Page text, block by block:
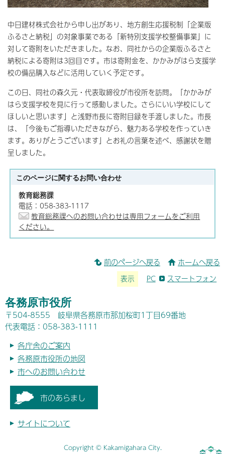
中日建材株式会社から申し出があり、地方創生応援税制「企業版
ふるさと納税」の対象事業である「新特別支援学校整備事業」に
対して寄附をいただきました。なお、同社からの企業版ふるさと
納税による寄附は3回目です。市は寄附金を、かかみがはら支援学
校の備品購入などに活用していく予定です。
この日、同社の森久元・代表取締役が市役所を訪問。「かかみが
はら支援学校を見に行って感動しました。さらにいい学校にして
ほしいと思います」と浅野市長に寄附目録を手渡しました。市長
は、「今後もご指導いただきながら、魅力ある学校を作っていき
ます。ありがとうございます」とお礼の言葉を述べ、感謝状を贈
呈しました。
このページに関するお問い合わせ
教育総務課
電話：058-383-1117
教育総務課へのお問い合わせは専用フォームをご利用
ください。
前のページへ戻る ホームへ戻る
表示 PC スマートフォン
各務原市役所
〒504-8555 岐阜県各務原市那加桜町1丁目69番地
代表電話：058-383-1111
各庁舎のご案内
各務原市役所の地図
市へのお問い合わせ
市のあらまし
サイトについて
Copyright © Kakamigahara City.